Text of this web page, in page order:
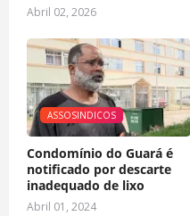
Abril 02, 2026
ASSOSINDICOS
Condomínio do Guará é
notificado por descarte
inadequado de lixo
Abril 01, 2024